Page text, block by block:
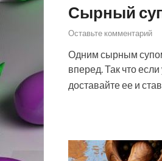
Сырный
Оставьте комментарий
Одним сырным
вперед. Так что
доставайте ее и